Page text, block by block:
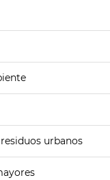
urbanos